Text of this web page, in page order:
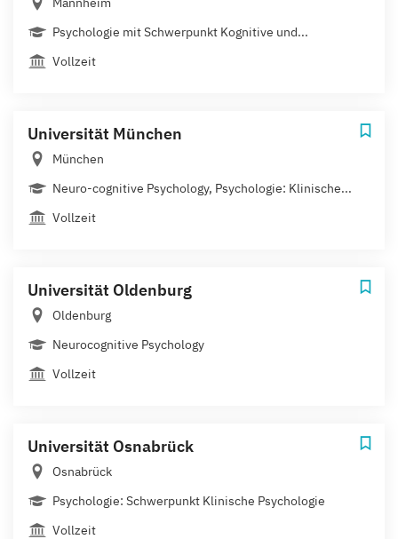
Psychologie mit Schwerpunkt Kognitive und...
Vollzeit
Universität München
München
Neuro-cognitive Psychology, Psychologie: Klinische...
Vollzeit
Universität Oldenburg
Oldenburg
Neurocognitive Psychology
Vollzeit
Universität Osnabrück
Osnabrück
Psychologie: Schwerpunkt Klinische Psychologie
Vollzeit